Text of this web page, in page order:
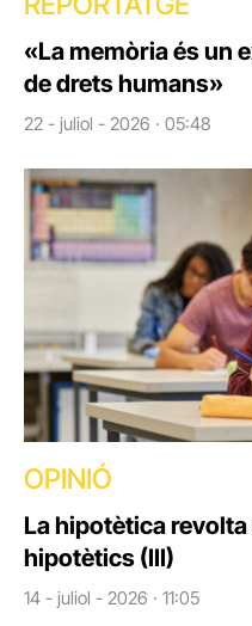
«La memòria és un
de drets humans»
22 - juliol - 2026 · 05:48
OPINIÓ
La hipotètica revolta
hipotètics (III)
14 - juliol - 2026 · 11:05